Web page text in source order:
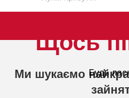
Щось
Будь
Ми шукаємо